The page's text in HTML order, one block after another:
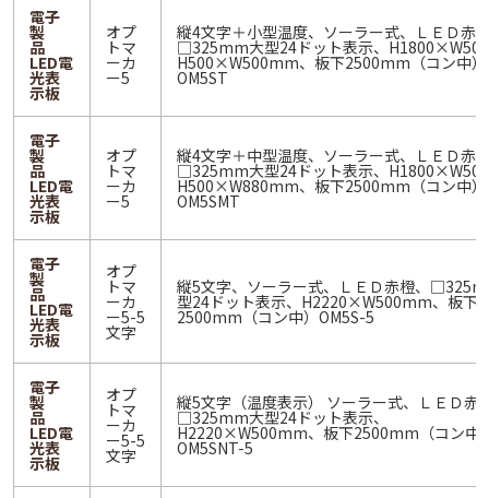
電子
製
品
LED電
光表
示板
オプ
トマ
ーカ
ー5
縦4文字＋小型温度、ソーラー式、ＬＥＤ赤
□325mm大型24ドット表示、
H500×W500mm、板下2500mm（コン中）
OM5ST
電子
製
品
LED電
光表
示板
オプ
トマ
ーカ
ー5
縦4文字＋中型温度、ソーラー式、ＬＥＤ赤
□325mm大型24ドット表示、
H500×W880mm、板下2500mm（コン中）
OM5SMT
電子
製
品
LED電
光表
示板
オプ
トマ
ーカ
ー5-5
文字
縦5文字、ソーラー式、ＬＥＤ赤橙、
型24ドット表示、H2220×W500mm、板下
2500mm（コン中）OM5S-5
電子
製
品
LED電
光表
示板
オプ
トマ
ーカ
ー5-5
文字
縦5文字（温度表示） ソーラー式、ＬＥＤ赤
□325mm大型24ドット表示、
H2220×W500mm、板下2500mm（コン中
OM5SNT-5